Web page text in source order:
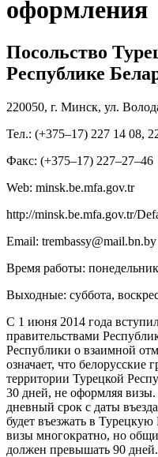
оформления
Посольство
Республике
220050, г. Минск, ул.
Тел.: (+375–17) 227 14 08,
Факс: (+375–17) 227–27–46
Web: minsk.be.mfa.gov.tr
http://minsk.be.mfa.gov.tr/
Email: trembassy@mail.bn.by
Время работы:
Выходные: суббота,
С 1 июня 2014 года
правительствами
Республики о взаимной
означает, что белорусские
территории Турецкой
30 дней, не оформляя
дневный срок с даты
будет въезжать в
визы многократно, но
должен превышать 90 дней.